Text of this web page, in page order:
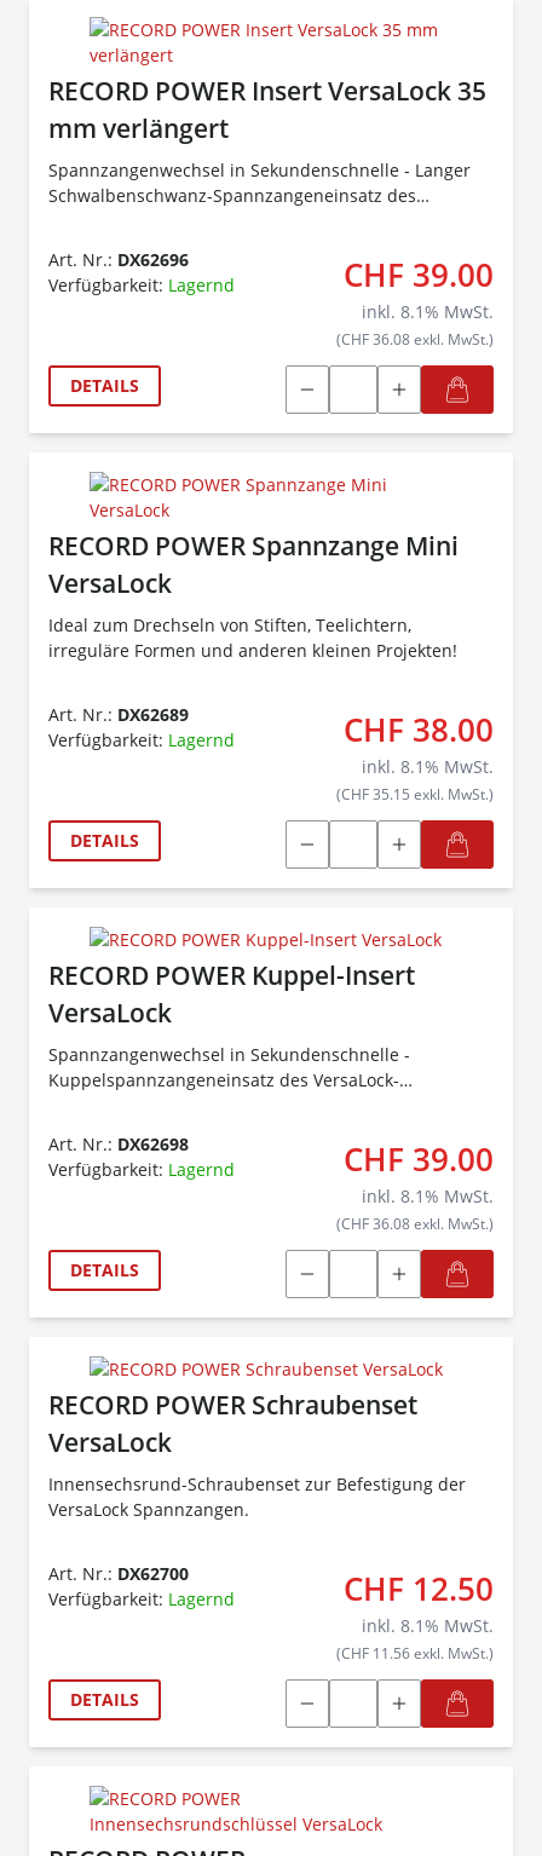
RECORD POWER Insert VersaLock 35
mm verlängert
Spannzangenwechsel in Sekundenschnelle - Langer
Schwalbenschwanz-Spannzangeneinsatz des
Art. Nr.: DX62696
Verfügbarkeit: Lagernd CHF 39.00
inkl. 8.1% MwSt.
(CHF 36.08 exkl. MwSt.)
DETAILS
RECORD POWER Spannzange Mini
VersaLock
Ideal zum Drechseln von Stiften, Teelichtern,
irreguläre Formen und anderen kleinen Projekten!
Art. Nr.: DX62689
Verfügbarkeit: Lagernd CHF 38.00
inkl. 8.1% MwSt.
(CHF 35.15 exkl. MwSt.)
DETAILS
RECORD POWER Kuppel-Insert
VersaLock
Spannzangenwechsel in Sekundenschnelle -
Kuppelspannzangeneinsatz des VersaLock-
Art. Nr.: DX62698
Verfügbarkeit: Lagernd CHF 39.00
inkl. 8.1% MwSt.
(CHF 36.08 exkl. MwSt.)
DETAILS
RECORD POWER Schraubenset
VersaLock
Innensechsrund-Schraubenset zur Befestigung der
VersaLock Spannzangen.
Art. Nr.: DX62700
Verfügbarkeit: Lagernd CHF 12.50
inkl. 8.1% MwSt.
(CHF 11.56 exkl. MwSt.)
DETAILS